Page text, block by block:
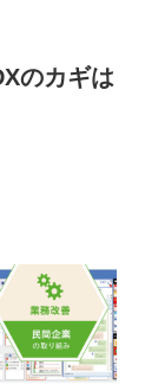
のカギは